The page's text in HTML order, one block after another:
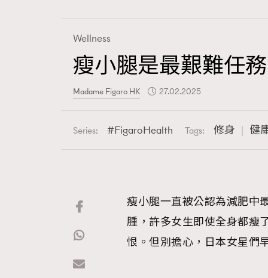
Fashion
Art
Wellness
Paris
Wellness
瘦小腿是最艱難任
Madame Figaro HK 27.02.2025
Series: FigaroHealth Tags: 修身 健
瘦小腿一直被公認為減肥中
腫，許多女生即使全身都瘦
恨。但別擔心，日本女星們